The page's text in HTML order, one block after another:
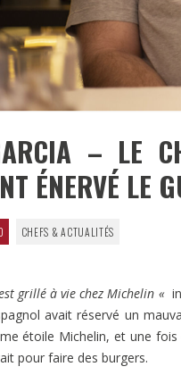
– LE
ÉNERVÉ LE
CHEFS & ACTUALITÉS
grillé à vie chez Michelin «
avait réservé un
étoile Michelin, et une fois
pour faire des burgers.